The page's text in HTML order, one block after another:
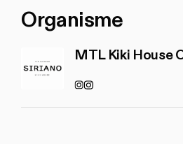
Organisme
MTL Kiki House
Instagram
Instagram